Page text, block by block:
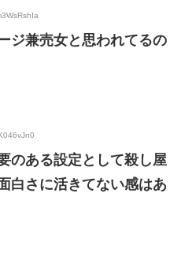
ジ兼売女と思われてるの
のある設定として殺し屋
白さに活きてない感はあ